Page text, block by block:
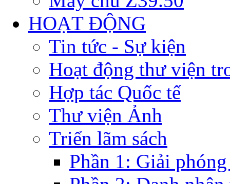
HOẠT ĐỘNG
Tin tức - Sự kiện
Hoạt động thư viện
Hợp tác Quốc tế
Thư viện Ảnh
Triển lãm sách
Phần 1: Giải